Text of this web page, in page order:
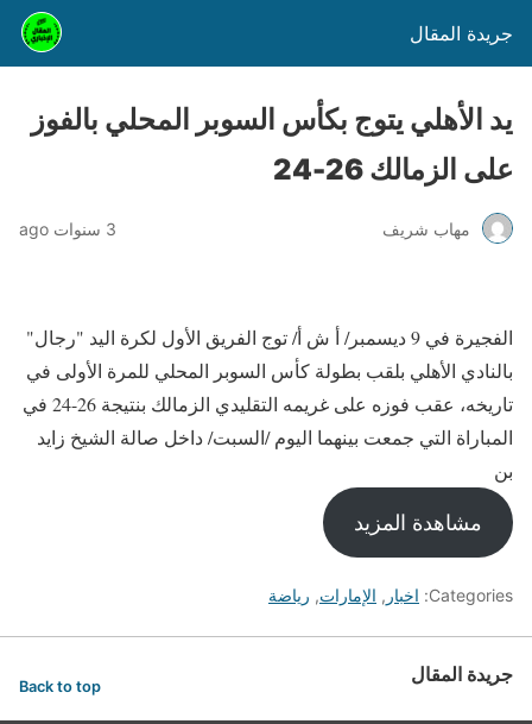
جريدة المقال
يد الأهلي يتوج بكأس السوبر المحلي بالفوز
على الزمالك 26-24
مهاب شريف 3 سنوات ago
الفجيرة في 9 ديسمبر/ أ ش أ/ توج الفريق الأول لكرة اليد "رجال"
بالنادي الأهلي بلقب بطولة كأس السوبر المحلي للمرة الأولى في
تاريخه، عقب فوزه على غريمه التقليدي الزمالك بنتيجة 26-24 في
المباراة التي جمعت بينهما اليوم /السبت/ داخل صالة الشيخ زايد
بن
مشاهدة المزيد
Categories: اخبار , الإمارات, رياضة
جريدة المقال Back to top